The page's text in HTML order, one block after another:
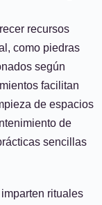
recursos
como piedras
según
facilitan
de espacios
de
sencillas
rituales